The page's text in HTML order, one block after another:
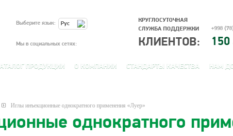
Выберите язык: Рус
Мы в социальных сетях:
КРУГЛОСУТОЧНАЯ
СЛУЖБА ПОДДЕРЖКИ
КЛИЕНТОВ:
+998
150
ПРОДУКЦИИ О КОМПАНИИ СТАНДАРТЫ КАЧЕСТВА НАМ
Иглы инъекционные однократного применения «Луер»
однократного